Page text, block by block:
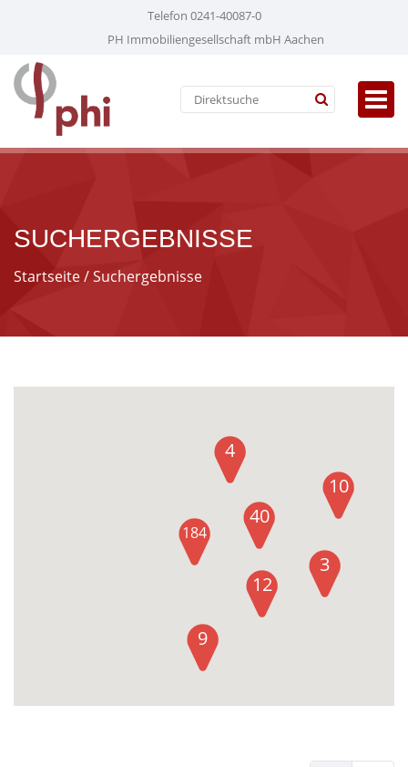
Telefon 0241-40087-0
PH Immobiliengesellschaft mbH Aachen
SUCHERGEBNISSE
Startseite/ Suchergebnisse
10
184
40
12
3
9
4